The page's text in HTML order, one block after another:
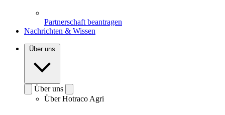
Partnerschaft beantragen
Nachrichten & Wissen
Über uns
Über uns
Über Hotraco Agri